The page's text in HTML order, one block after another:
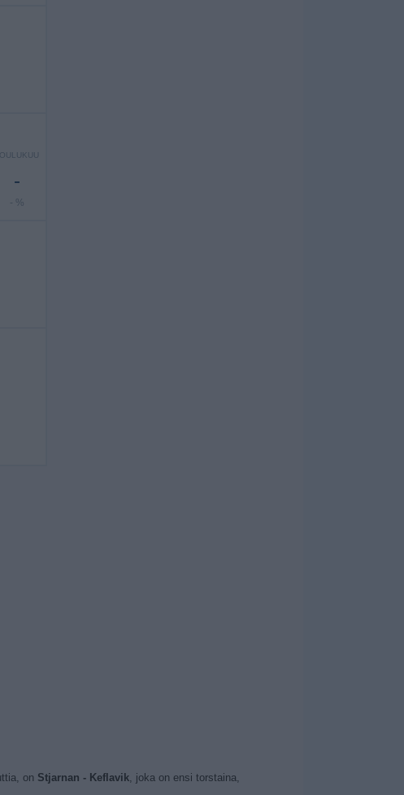
-
- %
on Stjarnan - Keflavik, joka on ensi torstaina,